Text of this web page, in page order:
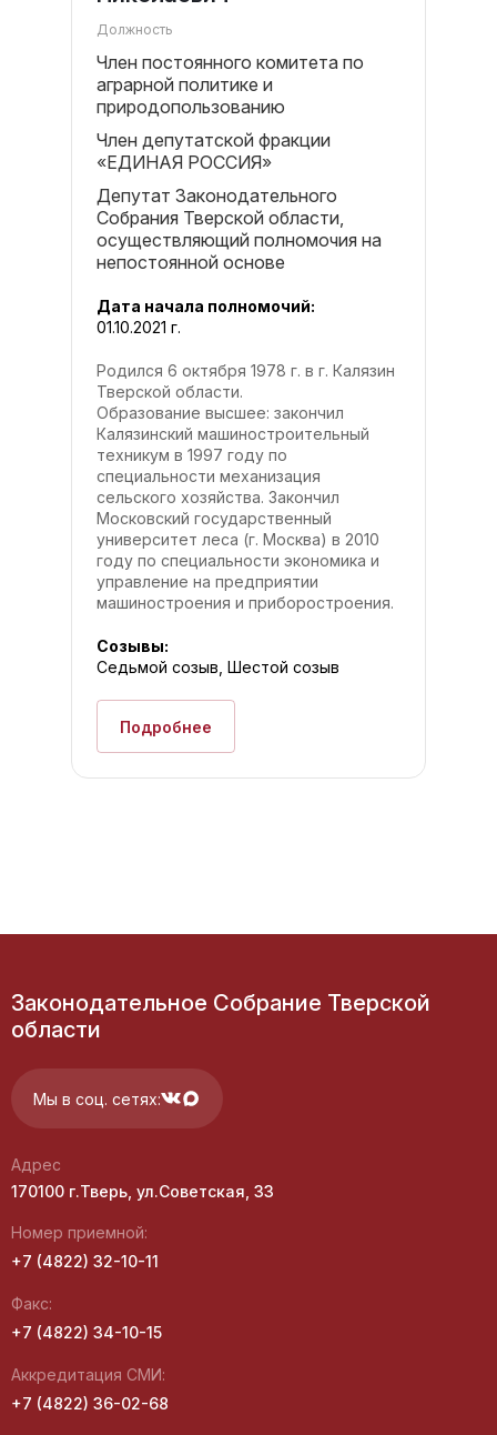
Должность
Член постоянного комитета по
аграрной политике и
природопользованию
Член депутатской фракции
«ЕДИНАЯ РОССИЯ»
Депутат Законодательного
Собрания Тверской области,
осуществляющий полномочия на
непостоянной основе
Дата начала полномочий:
01.10.2021 г.
Родился 6 октября 1978 г. в г. Калязин
Тверской области.
Образование высшее: закончил
Калязинский машиностроительный
техникум в 1997 году по
специальности механизация
сельского хозяйства. Закончил
Московский государственный
университет леса (г. Москва) в 2010
году по специальности экономика и
управление на предприятии
машиностроения и приборостроения.
Созывы:
Седьмой созыв, Шестой созыв
Подробнее
Законодательное Собрание Тверской
области
Мы в соц. сетях:
Адрес
170100 г.Тверь, ул.Советская, 33
Номер приемной:
+7 (4822) 32-10-11
Факс:
+7 (4822) 34-10-15
Аккредитация СМИ:
+7 (4822) 36-02-68